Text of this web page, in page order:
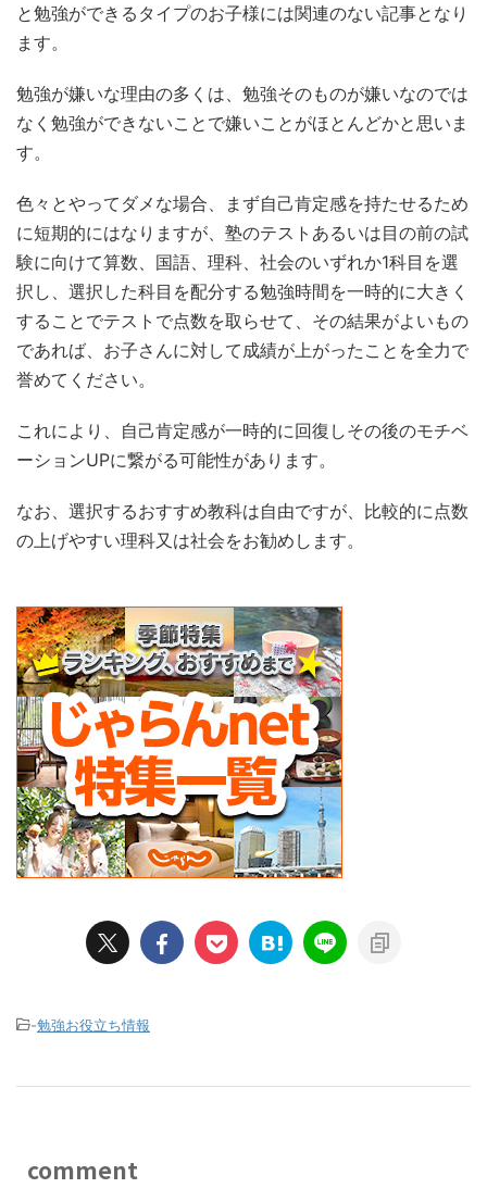
と勉強ができるタイプのお子様には関連のない記事となり
ます。
勉強が嫌いな理由の多くは、勉強そのものが嫌いなのでは
なく勉強ができないことで嫌いことがほとんどかと思いま
す。
色々とやってダメな場合、まず自己肯定感を持たせるため
に短期的にはなりますが、塾のテストあるいは目の前の試
験に向けて算数、国語、理科、社会のいずれか1科目を選
択し、選択した科目を配分する勉強時間を一時的に大きく
することでテストで点数を取らせて、その結果がよいもの
であれば、お子さんに対して成績が上がったことを全力で
誉めてください。
これにより、自己肯定感が一時的に回復しその後のモチベ
ーションUPに繋がる可能性があります。
なお、選択するおすすめ教科は自由ですが、比較的に点数
の上げやすい理科又は社会をお勧めします。
-勉強お役立ち情報
comment